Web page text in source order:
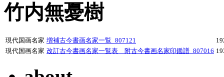
竹内無憂樹
現代国画名家 増補古今書画名家一覧_807121
現代国画名家 改訂古今書画名家一覧表 附古今書画名家印鑑譜_807016